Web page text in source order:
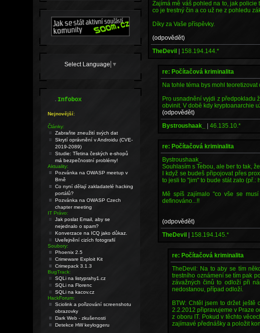
Zajímá mě váš pohled na to, jak
co je trestný čin a co už ne z pohledu
Díky za Vaše příspěvky.
(odpovědět)
TheDevil | 158.194.144.*
re: Počítačová kriminalita
Na tohle téma bys mohl teoretizovat
Pro usnadnění vyjdi z předpokladu
obvinit. V době kdy kryptoanarchie
(odpovědět)
Bystroushaak_
|46.135.10.*
re: Počítačová kriminalita
Bystroushaak_
Souhlasím s Tebou, ale ber to tak,
I když se budeš připojovat přes
to jesli to "jim" to bude stát zato (př.:
Mě spíš zajímalo "co vše se
definováno...!!
(odpovědět)
TheDevil | 158.194.145.*
re: Počítačová kriminalita
TheDevil: Na to aby se tím
trestního oznámení se tím pak
závažných činů to odloží při
nedostanou, případ odloží.
BTW: Chtěl jsem to držet ještě
2.2.2012 připravujeme v Praze
z oboru IT. Pokud v těchto
zajímavé přednášky a položit
Select Language ▼
.Infobox
Nejnovější:
Články:
Zabraňte zneužití svých dat
Skrytí oprávnění v Androidu (CVE-
2019-2089)
Studie: Třetina českých e-shopů
má bezpečnostní problémy!
Aktuality:
Pozvánka na OWASP meetup v
Brně
Co nyní dělají zakladatelé hacking
portálů?
Pozvánka na OWASP Czech
chapter meeting
IT Právo:
Jak poslat Email, aby se
nejednalo o spam?
Konverzace na ICQ jako důkaz.
Uveřejnění cizích fotografií
Soubory:
Phoenix 2.5
Crimeware Exploit Kit
Crimepack 3.1.3
BugTrack:
SQLi na listyprahy1.cz
SQLi na Florenc
SQLi na kacov.cz
HackForum:
Sciolink a pořizování screenshotu
obrazovky
Dark Web - zkušenosti
Detekce HW keyloggeru